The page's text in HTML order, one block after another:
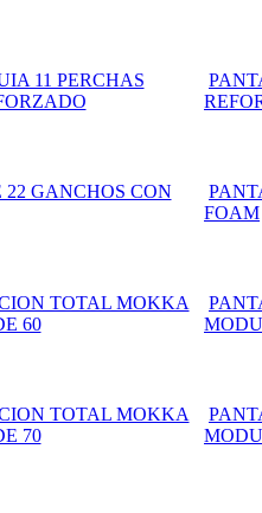
FOAM